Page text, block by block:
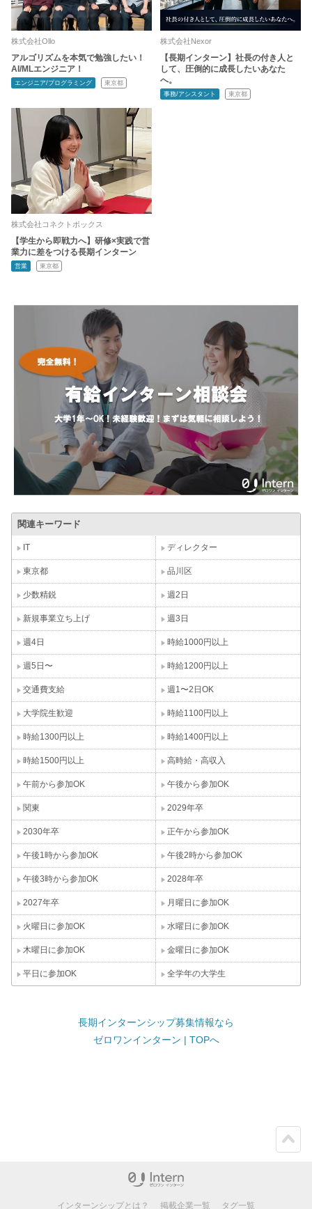
株式会社Ollo
アルゴリズムを本気で勉強したい！
AI/MLエンジニア！
エンジニア/プログラミング 東京都
株式会社Nexor
【長期インターン】社長の付き人と
して、圧倒的に成長したいあなた
へ。
事務/アシスタント 東京都
株式会社コネクトボックス
【学生から即戦力へ】研修×実践で営
業力に差をつける長期インターン
営業 東京都
関連キーワード
IT ディレクター
東京都 品川区
少数精鋭 週2日
新規事業立ち上げ 週3日
週4日 時給1000円以上
週5日〜 時給1200円以上
交通費支給 週1〜2日OK
大学院生歓迎 時給1100円以上
時給1300円以上 時給1400円以上
時給1500円以上 高時給・高収入
午前から参加OK 午後から参加OK
関東 2029年卒
2030年卒 正午から参加OK
午後1時から参加OK 午後2時から参加OK
午後3時から参加OK 2028年卒
2027年卒 月曜日に参加OK
火曜日に参加OK 水曜日に参加OK
木曜日に参加OK 金曜日に参加OK
平日に参加OK 全学年の大学生
長期インターンシップ募集情報なら
ゼロワンインターン | TOPへ
インターンシップとは？ 掲載企業一覧 タグ一覧